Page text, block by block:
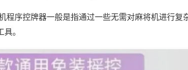
程序控牌器一般是指通过一些无需对麻将机进行复
。